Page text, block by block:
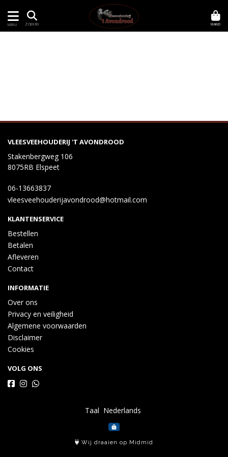
MENU ZOEKEN MAND
VLEESVEEHOUDERIJ 'T AVONDROOD
Stakenbergweg 106
8075RB Elspeet
06-13663837
vleesveehouderijavondrood@hotmail.com
KLANTENSERVICE
Bestellen
Betalen
Afleveren
Contact
INFORMATIE
Over ons
Privacy en veiligheid
Algemene voorwaarden
Disclaimer
Cookies
VOLG ONS
Taal
Wij draaien op Midmid